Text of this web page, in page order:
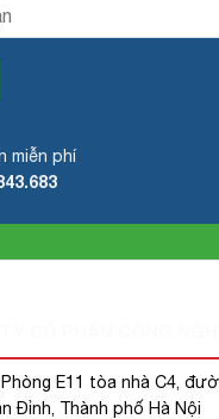
miễn phí
E11 tòa nhà C4,
Đỉnh, Thành phố Hà Nội